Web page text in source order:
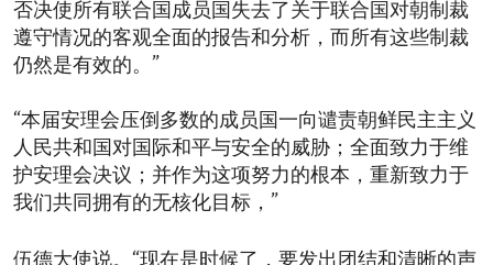
否决使所有联合国成员国失去了关于联合国对朝制裁
遵守情况的客观全面的报告和分析，而所有这些制裁
仍然是有效的。”
“本届安理会压倒多数的成员国一向谴责朝鲜民主主义
人民共和国对国际和平与安全的威胁；全面致力于维
护安理会决议；并作为这项努力的根本，重新致力于
我们共同拥有的无核化目标，”